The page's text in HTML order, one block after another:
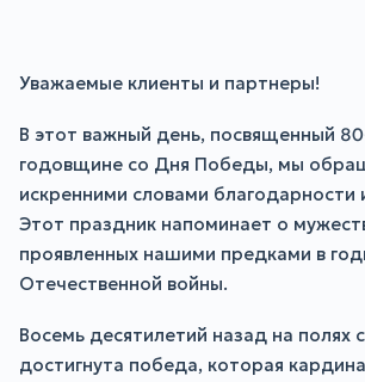
Уважаемые клиенты и партнеры!
В этот важный день, посвященный
годовщине со Дня Победы, мы
искренними словами благодарности
Этот праздник напоминает о
проявленных нашими предками в
Отечественной войны.
Восемь десятилетий назад на полях
достигнута победа, которая